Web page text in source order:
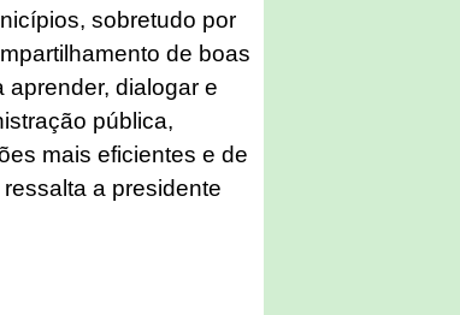
sobretudo por
de boas
aprender, dialogar e
pública,
mais eficientes e de
a presidente